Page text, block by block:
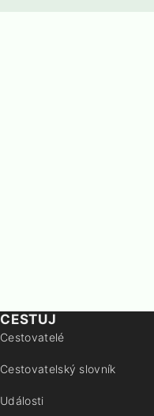
CESTUJ
Cestovatelé
Cestovatelský slovník
Události